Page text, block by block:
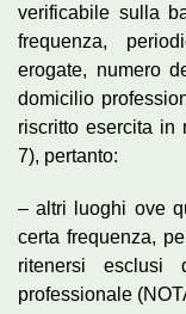
verificabile sulla
frequenza,
erogate, numero
domicilio
riscritto esercita in
7), pertanto:
– altri luoghi ove
certa frequenza,
ritenersi esclusi
professionale